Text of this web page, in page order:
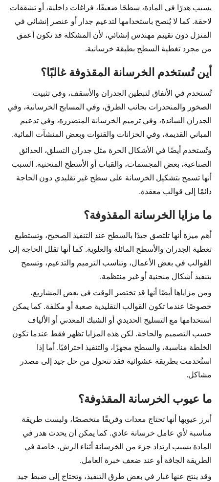
يسبب هدرًا في المادة، سطحًا ضعيفًا، فراغات داخلية، أو تشققات
لاحقة. كما لا يُنصح باستخدامها لتدعيم جدار أو عنصر إنشائي في
المنزل دون تقييم مهندس إنشائي، لأن المشكلة قد تكون أعمق
من مجرد تغطية السطح بطبقة خرسانية.
أين تُستخدم الخرسانة المقذوفة غالبًا؟
تُستخدم في الأنفاق لتبطين الجدران والأسقف، وفي تثبيت
الصخور والمنحدرات بجانب الطرق، وفي المسابح الخرسانية، وفي
الجدران الساندة، وفي ترميم الخرسانة المتضررة، وفي تدعيم
المباني القديمة، وفي الخزانات والقنوات وبعض المنشآت المائية.
وتُستخدم أيضًا في الأشكال الحرة مثل جدران التسلق، الحدائق
الصناعية، بعض المجسمات، والقباب أو الأسطح المنحنية. السبب
أنها تسمح بتشكيل الخرسانة على سطح غير تقليدي دون الحاجة
دائمًا إلى قوالب معقدة.
ما مزايا الخرسانة المقذوفة؟
أهم ميزة أنها تلتصق جيدًا بالسطح عند التنفيذ الصحيح، وتستطيع
تغطية الجدران والأسطح المائلة والعلوية. كما أنها تقلل الحاجة إلى
القوالب في بعض الأعمال، وتناسب الترميم والتدعيم، وتسمح
بتنفيذ أشكال منحنية أو غير منتظمة.
ومن مزاياها أيضًا أنها قد تختصر الوقت في بعض المشاريع،
خصوصًا عندما تكون القوالب التقليدية صعبة أو مكلفة. كما يمكن
استخدامها مع التسليح الحديدي أو الشبك المعدني أو الألياف
حسب التصميم والحاجة. لكن هذه المزايا تظهر فقط عندما تكون
الخلطة مناسبة، والسطح مجهزًا، والتنفيذ احترافيًا. أما إذا
استُخدمت بطريقة عشوائية فقد تتحول من حل جيد إلى مصدر
مشاكل.
ما عيوب الخرسانة المقذوفة؟
أبرز عيوبها أنها تحتاج معدات وفريقًا متخصصًا، وليست طريقة
مناسبة لأي عامل خرسانة عادي. كما يمكن أن يحدث هدر في
المادة بسبب ارتداد جزء من الخرسانة أثناء الرش، خاصة في
الطريقة الجافة أو عند ضعف خبرة العامل.
وقد ينتج عنها غبار في بعض طرق التنفيذ، وتحتاج إلى ضبط جيد